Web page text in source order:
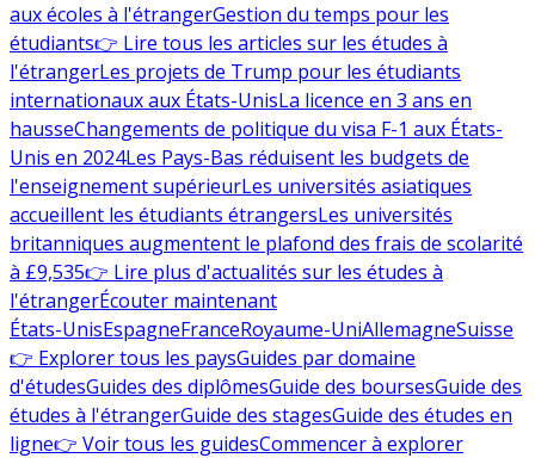
aux écoles à l'étrangerGestion du temps pour les
étudiants👉 Lire tous les articles sur les études à
l'étrangerLes projets de Trump pour les étudiants
internationaux aux États-UnisLa licence en 3 ans en
hausseChangements de politique du visa F-1 aux États-
Unis en 2024Les Pays-Bas réduisent les budgets de
l'enseignement supérieurLes universités asiatiques
accueillent les étudiants étrangersLes universités
britanniques augmentent le plafond des frais de scolarité
à £9,535👉 Lire plus d'actualités sur les études à
l'étrangerÉcouter maintenant
États-UnisEspagneFranceRoyaume-UniAllemagneSuisse
👉 Explorer tous les paysGuides par domaine
d'étudesGuides des diplômesGuide des boursesGuide des
études à l'étrangerGuide des stagesGuide des études en
ligne👉 Voir tous les guidesCommencer à explorer